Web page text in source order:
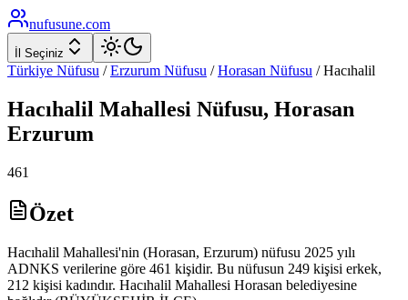
nufusune.com
İl Seçiniz
Türkiye Nüfusu / Erzurum Nüfusu / Horasan Nüfusu /Hacıhalil
Hacıhalil Mahallesi Nüfusu, Horasan
Erzurum
461
Özet
Hacıhalil Mahallesi'nin (Horasan, Erzurum) nüfusu 2025 yılı
ADNKS verilerine göre 461 kişidir. Bu nüfusun 249 kişisi erkek,
212 kişisi kadındır. Hacıhalil Mahallesi Horasan belediyesine